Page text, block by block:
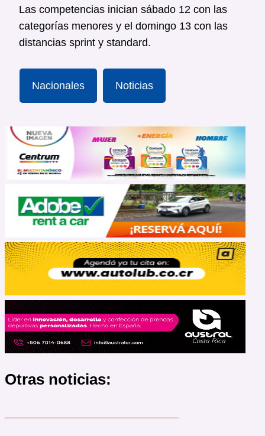
Las competencias inician sábado 12 con las
categorías menores y el domingo 13 con las
distancias sprint y standard.
Nacionales Noticias
Otras noticias: